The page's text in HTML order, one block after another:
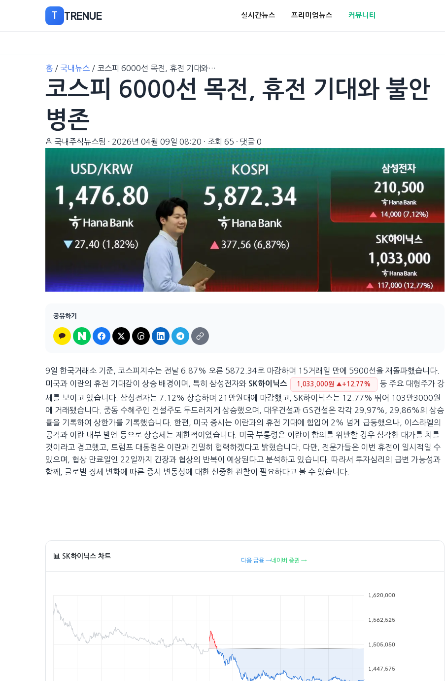
T TRENUE 실시간뉴스 프리미엄뉴스 커뮤니티
홈 / 국내뉴스 / 코스피 6000선 목전, 휴전 기대와…
코스피 6000선 목전, 휴전 기대와 불안
병존
국내주식뉴스팀 · 2026년 04월 09일 08:20 · 조회 65 · 댓글 0
공유하기
9일 한국거래소 기준, 코스피지수는 전날 6.87% 오른 5872.34로 마감하며 15거래일 만에 5900선을 재돌파했습니다.
미국과 이란의 휴전 기대감이 상승 배경이며, 특히 삼성전자와 SK하이닉스 1,033,000원 ▲+12.77%
등 주요 대형주가 강
세를 보이고 있습니다. 삼성전자는 7.12% 상승하며 21만원대에 마감했고, SK하이닉스는 12.77% 뛰어 103만3000원
에 거래됐습니다. 중동 수혜주인 건설주도 두드러지게 상승했으며, 대우건설과 GS건설은 각각 29.97%, 29.86%의 상승
률을 기록하여 상한가를 기록했습니다. 한편, 미국 증시는 이란과의 휴전 기대에 힘입어 2% 넘게 급등했으나, 이스라엘의
공격과 이란 내부 발언 등으로 상승세는 제한적이었습니다. 미국 부통령은 이란이 합의를 위반할 경우 심각한 대가를 치를
것이라고 경고했고, 트럼프 대통령은 이란과 긴밀히 협력하겠다고 밝혔습니다. 다만, 전문가들은 이번 휴전이 일시적일 수
있으며, 협상 만료일인 22일까지 긴장과 협상의 반복이 예상된다고 분석하고 있습니다. 따라서 투자심리의 급변 가능성과
함께, 글로벌 정세 변화에 따른 증시 변동성에 대한 신중한 관찰이 필요하다고 볼 수 있습니다.
📊 SK하이닉스 차트
다음 금융 →네이버 증권 →